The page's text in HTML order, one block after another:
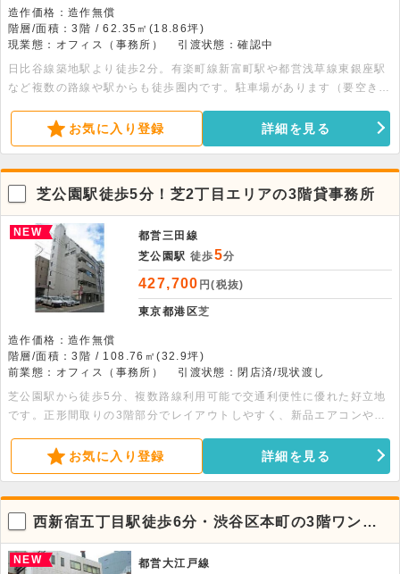
造作価格：造作無償
階層/面積：3階 / 62.35㎡(18.86坪)
現業態：オフィス（事務所）
引渡状態：確認中
日比谷線築地駅より徒歩2分。有楽町線新富町駅や都営浅草線東銀座駅
など複数の路線や駅からも徒歩圏内です。駐車場があります（要空き確
オートロック・トイレ完備です。
お気に入り登録 詳細を見る
芝公園駅徒歩5分！芝2丁目エリアの3階貸事務所
NEW
都営三田線
芝公園駅 徒歩5分
427,700 円(税抜)
東京都港区芝
造作価格：造作無償
階層/面積：3階 / 108.76㎡(32.9坪)
前業態：オフィス（事務所）
引渡状態：閉店済/現状渡し
芝公園駅から徒歩5分、複数路線利用可能で交通利便性に優れた好立地
です。正形間取りの3階部分でレイアウトしやすく、新品エアコンや
お気に入り登録 詳細を見る
西新宿五丁目駅徒歩6分・渋谷区本町の3階ワンフ
ロア貸事務所
NEW
都営大江戸線